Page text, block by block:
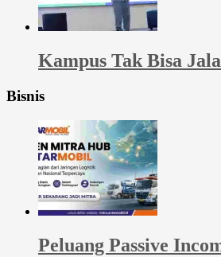
Kampus Tak Bisa
Bisnis
Peluang Passive